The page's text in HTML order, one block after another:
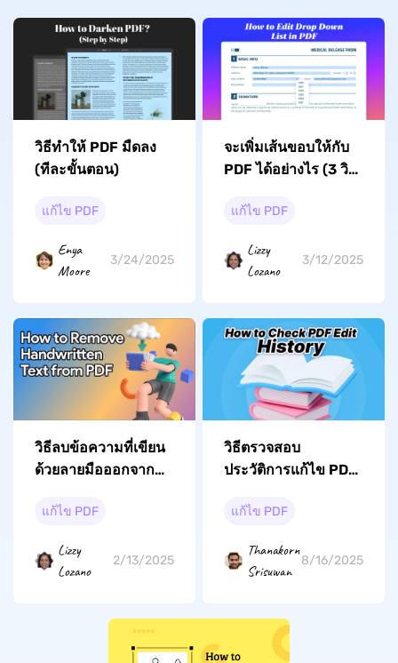
วิธีทำให้ PDF มืดลง
(ทีละขั้นตอน)
แก้ไข PDF
Enya
Moore
3/24/2025
จะเพิ่มเส้นขอบให้กับ
PDF ได้อย่างไร (3 วิธี
แก้ไข PDF
Lizzy
Lozano
3/12/2025
วิธีลบข้อความที่เขียน
ด้วยลายมือออกจาก
แก้ไข PDF
Lizzy
Lozano
2/13/2025
วิธีตรวจสอบ
ประวัติการแก้ไข PDF:
แก้ไข PDF
Thanakorn
Srisuwan
8/16/2025